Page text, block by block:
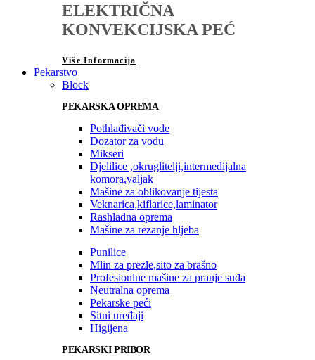
ELEKTRIČNA
KONVEKCIJSKA PEĆ
Više Informacija
Pekarstvo
Block
PEKARSKA OPREMA
Pothlađivači vode
Dozator za vodu
Mikseri
Djelilice ,okruglitelji,intermedijalna
komora,valjak
Mašine za oblikovanje tijesta
Veknarica,kiflarice,laminator
Rashladna oprema
Mašine za rezanje hljeba
Punilice
Mlin za prezle,sito za brašno
Profesionlne mašine za pranje suđa
Neutralna oprema
Pekarske peći
Sitni uređaji
Higijena
PEKARSKI PRIBOR